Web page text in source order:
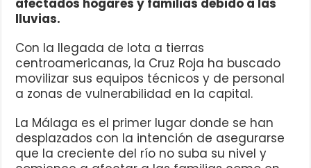
afectados hogares y familias debido a las
lluvias.
Con la llegada de Iota a tierras
centroamericanas, la Cruz Roja ha buscado
movilizar sus equipos técnicos y de personal
a zonas de vulnerabilidad en la capital.
La Málaga es el primer lugar donde se han
desplazados con la intención de asegurarse
que la creciente del río no suba su nivel y